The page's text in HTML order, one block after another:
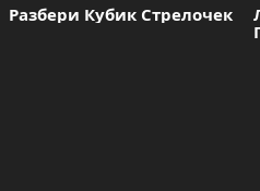
Разбери Кубик Стрелочек